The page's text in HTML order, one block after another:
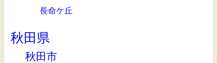
長命ケ丘
秋田県
秋田市